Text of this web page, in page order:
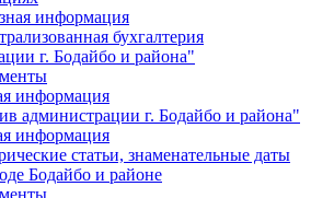
информация
бухгалтерия
г. Бодайбо и района"
информация
администрации г. Бодайбо и района"
информация
статьи, знаменательные даты
Бодайбо и районе